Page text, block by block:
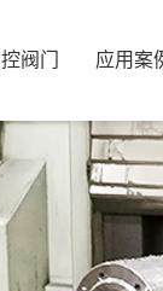
阀门 应用案